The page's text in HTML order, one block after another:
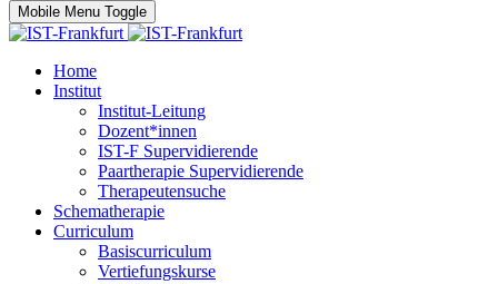
Mobile Menu Toggle
Home
Institut
Institut-Leitung
Dozent*innen
IST-F Supervidierende
Paartherapie Supervidierende
Therapeutensuche
Schematherapie
Curriculum
Basiscurriculum
Vertiefungskurse